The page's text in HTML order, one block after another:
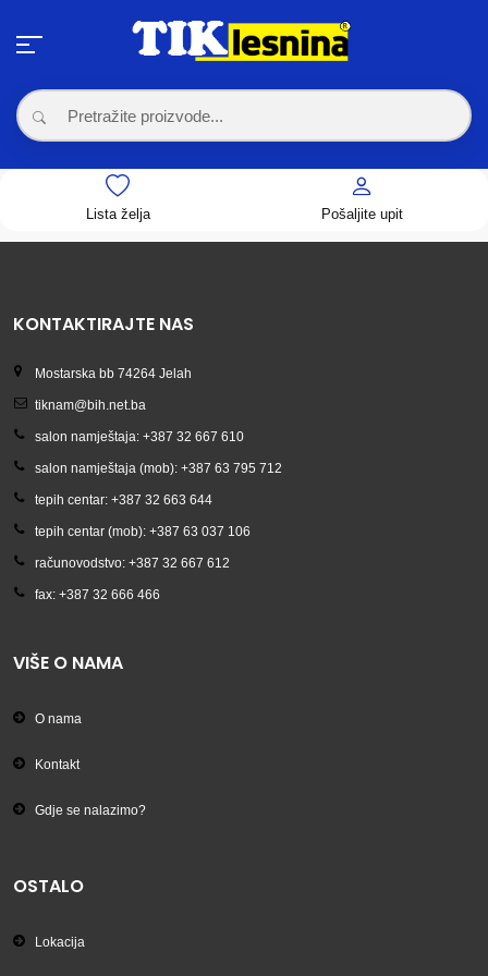
Lista želja Pošaljite upit
KONTAKTIRAJTE NAS
Mostarska bb 74264 Jelah
tiknam@bih.net.ba
salon namještaja: +387 32 667 610
salon namještaja (mob): +387 63 795 712
tepih centar: +387 32 663 644
tepih centar (mob): +387 63 037 106
računovodstvo: +387 32 667 612
fax: +387 32 666 466
VIŠE O NAMA
O nama
Kontakt
Gdje se nalazimo?
OSTALO
Lokacija